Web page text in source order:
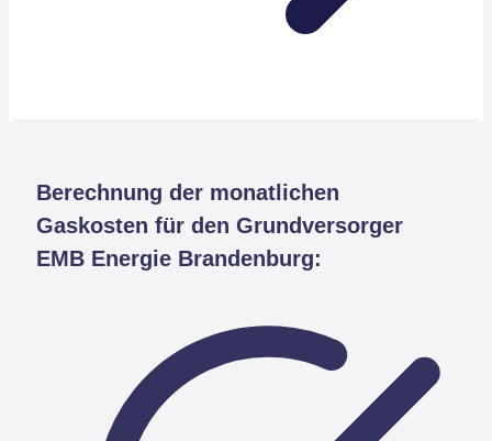
Berechnung der monatlichen
Gaskosten für den Grundversorger
EMB Energie Brandenburg: